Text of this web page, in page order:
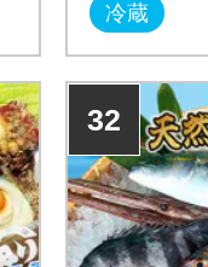
冷蔵
32